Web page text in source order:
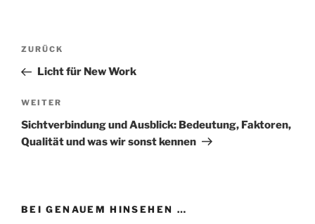
Beitragsnavigation
Vorheriger
Beitrag
ZURÜCK
Licht für New Work
Nächster
Beitrag
WEITER
Sichtverbindung und Ausblick: Bedeutung, Faktoren,
Qualität und was wir sonst kennen
BEI GENAUEM HINSEHEN …